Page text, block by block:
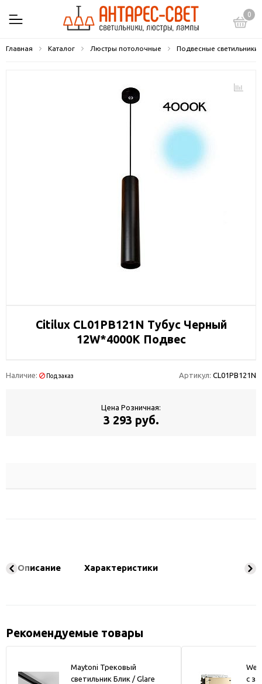
0
Главная Каталог Люстры потолочные Подвесные светильники
Citilux CL01PB121N Тубус Черный
12W*4000K Подвес
Наличие: Под заказ Артикул: CL01PB121N
Цена Розничная:
3 293 руб.
Описание Характеристики
Рекомендуемые товары
Maytoni Трековый
светильник Блик / Glare
с